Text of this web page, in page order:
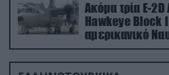
Ακόμα τρία E-
Hawkeye Block
αμερικανικό
δισ.δολάρια το